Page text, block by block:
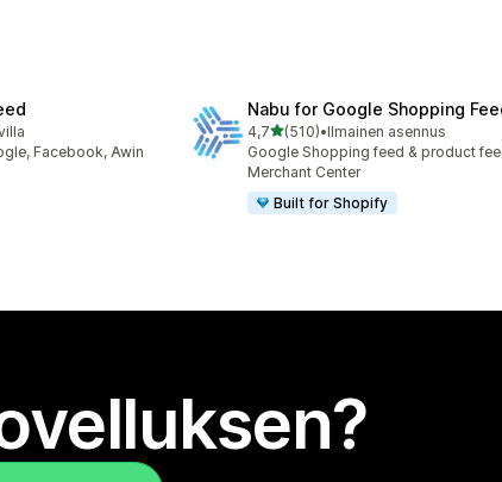
Facebook, Awin
Nabu for Google Shopping
4,7/ 5 tähteä
(510)
510 arvostelua yhteensä
•Ilmainen asennus
Google Shopping feed & product
Merchant Center
Built for Shopify